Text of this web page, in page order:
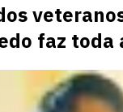
faz toda